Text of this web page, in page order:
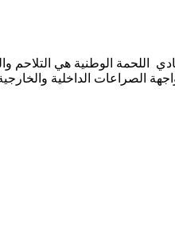
اللحمة الوطنية هي التلاحم
الصراعات الداخلية